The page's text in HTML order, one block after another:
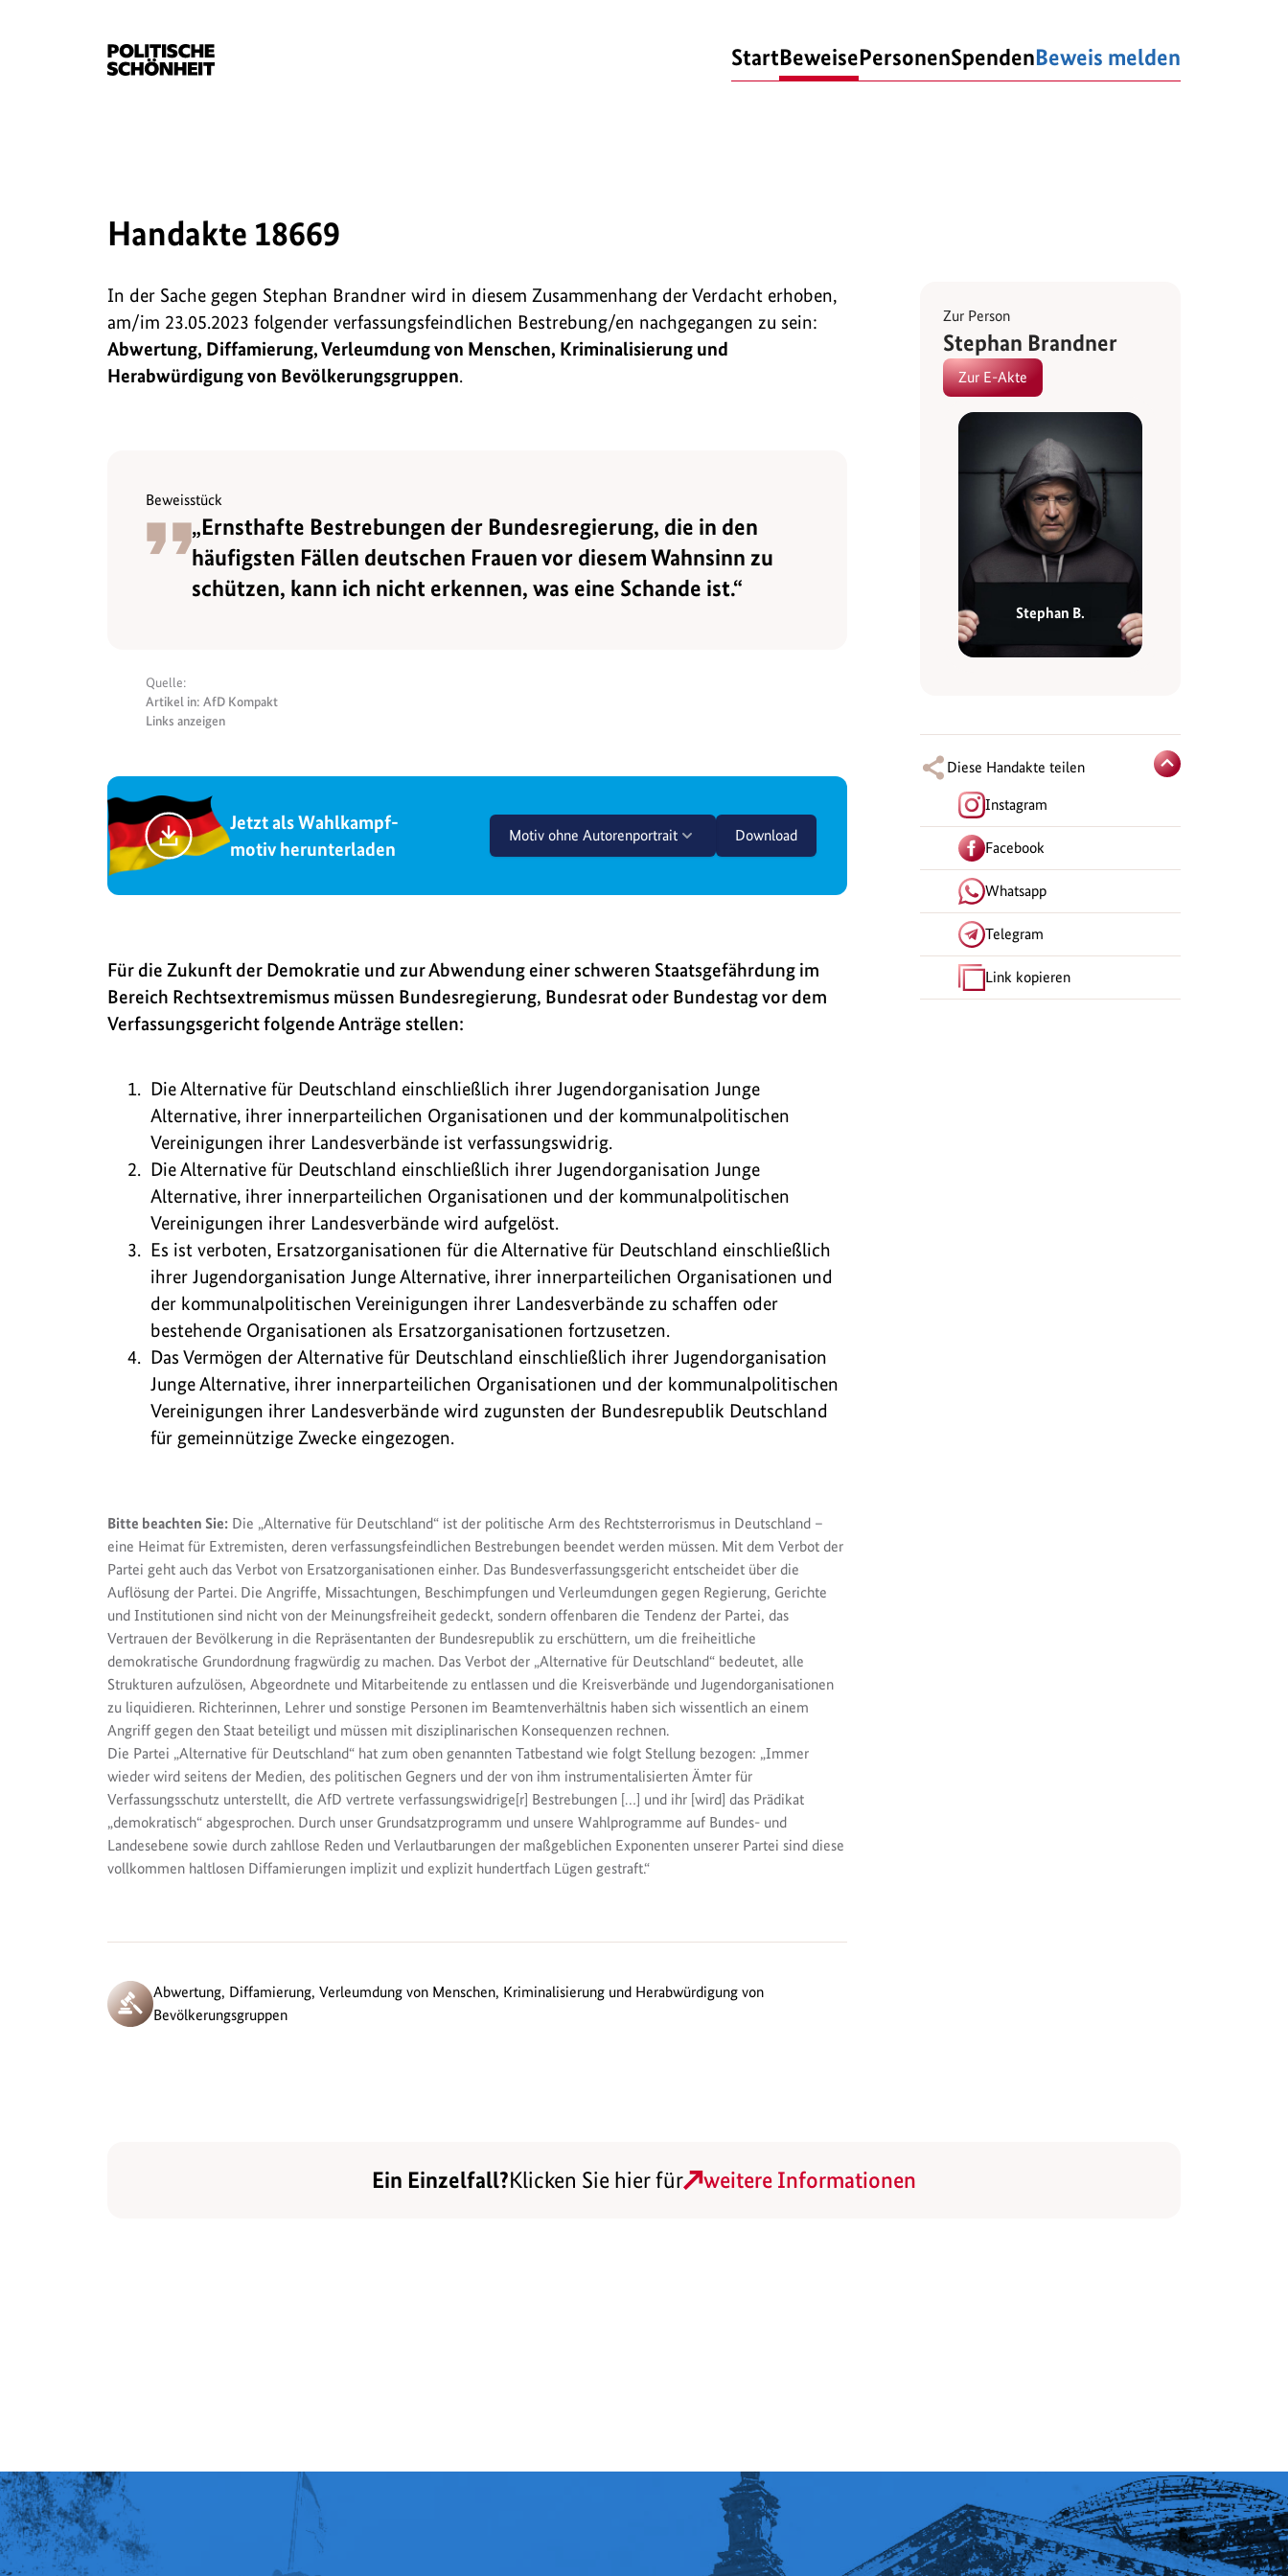
StartBeweisePersonenSpendenBeweis melden
Handakte 18669
In der Sache gegen Stephan Brandner wird in diesem Zusammenhang der Verdacht erhoben,
am/im 23.05.2023 folgender verfassungsfeindlichen Bestrebung/en nachgegangen zu sein:
Abwertung, Diffamierung, Verleumdung von Menschen, Kriminalisierung und
Herabwürdigung von Bevölkerungsgruppen.
Beweisstück
„Ernsthafte Bestrebungen der Bundesregierung, die in den
häufigsten Fällen deutschen Frauen vor diesem Wahnsinn zu
schützen, kann ich nicht erkennen, was eine Schande ist.“
Quelle:
Artikel in: AfD Kompakt
Links anzeigen
Jetzt als Wahlkampf-
motiv herunterladen
Motiv ohne Autorenportrait Download
Für die Zukunft der Demokratie und zur Abwendung einer schweren Staatsgefährdung im
Bereich Rechtsextremismus müssen Bundesregierung, Bundesrat oder Bundestag vor dem
Verfassungsgericht folgende Anträge stellen:
Die Alternative für Deutschland einschließlich ihrer Jugendorganisation Junge
Alternative, ihrer innerparteilichen Organisationen und der kommunalpolitischen
Vereinigungen ihrer Landesverbände ist verfassungswidrig.
Die Alternative für Deutschland einschließlich ihrer Jugendorganisation Junge
Alternative, ihrer innerparteilichen Organisationen und der kommunalpolitischen
Vereinigungen ihrer Landesverbände wird aufgelöst.
Es ist verboten, Ersatzorganisationen für die Alternative für Deutschland einschließlich
ihrer Jugendorganisation Junge Alternative, ihrer innerparteilichen Organisationen und
der kommunalpolitischen Vereinigungen ihrer Landesverbände zu schaffen oder
bestehende Organisationen als Ersatzorganisationen fortzusetzen.
Das Vermögen der Alternative für Deutschland einschließlich ihrer Jugendorganisation
Junge Alternative, ihrer innerparteilichen Organisationen und der kommunalpolitischen
Vereinigungen ihrer Landesverbände wird zugunsten der Bundesrepublik Deutschland
für gemeinnützige Zwecke eingezogen.
Bitte beachten Sie: Die „Alternative für Deutschland“ ist der politische Arm des Rechtsterrorismus in Deutschland –
eine Heimat für Extremisten, deren verfassungsfeindlichen Bestrebungen beendet werden müssen. Mit dem Verbot der
Partei geht auch das Verbot von Ersatzorganisationen einher. Das Bundesverfassungsgericht entscheidet über die
Auflösung der Partei. Die Angriffe, Missachtungen, Beschimpfungen und Verleumdungen gegen Regierung, Gerichte
und Institutionen sind nicht von der Meinungsfreiheit gedeckt, sondern offenbaren die Tendenz der Partei, das
Vertrauen der Bevölkerung in die Repräsentanten der Bundesrepublik zu erschüttern, um die freiheitliche
demokratische Grundordnung fragwürdig zu machen. Das Verbot der „Alternative für Deutschland“ bedeutet, alle
Strukturen aufzulösen, Abgeordnete und Mitarbeitende zu entlassen und die Kreisverbände und Jugendorganisationen
zu liquidieren. Richterinnen, Lehrer und sonstige Personen im Beamtenverhältnis haben sich wissentlich an einem
Angriff gegen den Staat beteiligt und müssen mit disziplinarischen Konsequenzen rechnen.
Die Partei „Alternative für Deutschland“ hat zum oben genannten Tatbestand wie folgt Stellung bezogen: „Immer
wieder wird seitens der Medien, des politischen Gegners und der von ihm instrumentalisierten Ämter für
Verfassungsschutz unterstellt, die AfD vertrete verfassungswidrige[r] Bestrebungen […] und ihr [wird] das Prädikat
„demokratisch“ abgesprochen. Durch unser Grundsatzprogramm und unsere Wahlprogramme auf Bundes- und
Landesebene sowie durch zahllose Reden und Verlautbarungen der maßgeblichen Exponenten unserer Partei sind diese
vollkommen haltlosen Diffamierungen implizit und explizit hundertfach Lügen gestraft.“
Abwertung, Diffamierung, Verleumdung von Menschen, Kriminalisierung und Herabwürdigung von
Bevölkerungsgruppen
Zur Person
Stephan Brandner
Zur E-Akte
Stephan B.
Diese Handakte teilen
Instagram
Facebook
Whatsapp
Telegram
Link kopieren
Ein Einzelfall?Klicken Sie hier für weitere Informationen